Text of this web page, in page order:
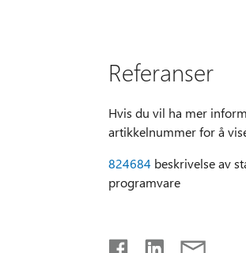
Referanser
Hvis du vil ha mer
artikkelnummer for å
824684 beskrivelse av
programvare